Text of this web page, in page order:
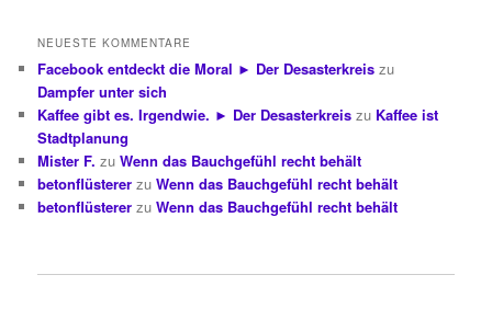
NEUESTE KOMMENTARE
Facebook entdeckt die Moral ► Der Desasterkreis zu
Dampfer unter sich
Kaffee gibt es. Irgendwie. ► Der Desasterkreis zu Kaffee ist
Stadtplanung
Mister F. zuWenn das Bauchgefühl recht behält
betonflüsterer zuWenn das Bauchgefühl recht behält
betonflüsterer zuWenn das Bauchgefühl recht behält